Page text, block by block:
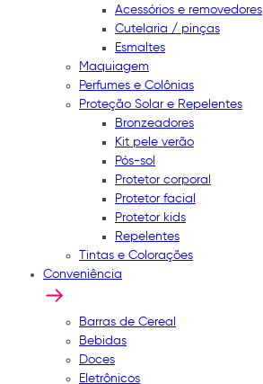
Acessórios e removedores
Cutelaria / pinças
Esmaltes
Maquiagem
Perfumes e Colônias
Proteção Solar e Repelentes
Bronzeadores
Kit pele verão
Pós-sol
Protetor corporal
Protetor facial
Protetor kids
Repelentes
Tintas e Colorações
Conveniência
Barras de Cereal
Bebidas
Doces
Eletrônicos